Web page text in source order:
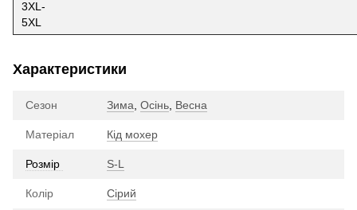
3XL-
5XL
Характеристики
Сезон Зима Осінь Весна
Матеріал Кід мохер
Розмір S-L
Колір Сірий